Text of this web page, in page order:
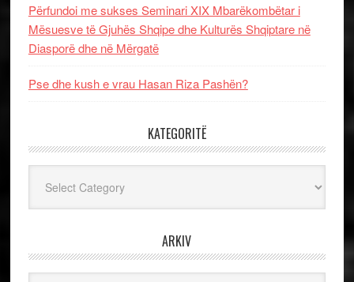
Përfundoi me sukses Seminari XIX Mbarëkombëtar i
Mësuesve të Gjuhës Shqipe dhe Kulturës Shqiptare në
Diasporë dhe në Mërgatë
Pse dhe kush e vrau Hasan Riza Pashën?
KATEGORITË
ARKIV